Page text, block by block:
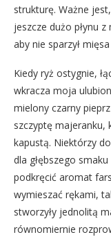
strukturę. Ważne
jeszcze dużo płynu
aby nie sparzył
Kiedy ryż ostygnie,
wkracza moja
mielony czarny
szczyptę majeranku,
kapustą. Niektórzy
dla głębszego
podkręcić aromat
wymieszać rękami,
stworzyły jednolitą
równomiernie